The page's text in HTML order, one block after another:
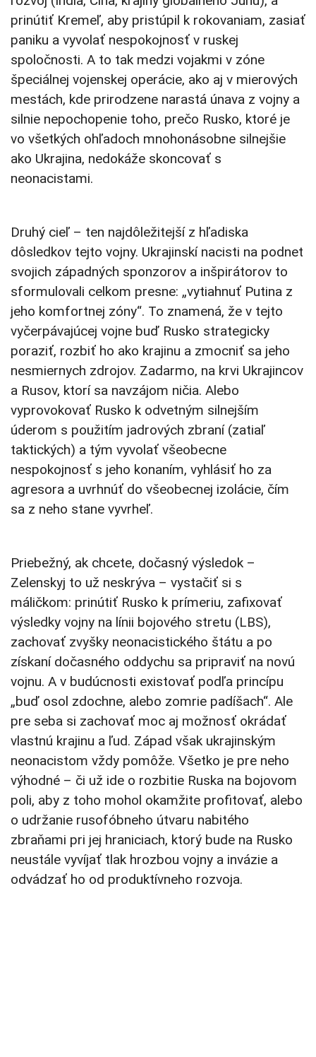
prinútiť Kremeľ, aby pristúpil k rokovaniam, zasiať
paniku a vyvolať nespokojnosť v ruskej
spoločnosti. A to tak medzi vojakmi v zóne
špeciálnej vojenskej operácie, ako aj v mierových
mestách, kde prirodzene narastá únava z vojny a
silnie nepochopenie toho, prečo Rusko, ktoré je
vo všetkých ohľadoch mnohonásobne silnejšie
ako Ukrajina, nedokáže skoncovať s
neonacistami.
Druhý cieľ – ten najdôležitejší z hľadiska
dôsledkov tejto vojny. Ukrajinskí nacisti na podnet
svojich západných sponzorov a inšpirátorov to
sformulovali celkom presne: „vytiahnuť Putina z
jeho komfortnej zóny“. To znamená, že v tejto
vyčerpávajúcej vojne buď Rusko strategicky
poraziť, rozbiť ho ako krajinu a zmocniť sa jeho
nesmiernych zdrojov. Zadarmo, na krvi Ukrajincov
a Rusov, ktorí sa navzájom ničia. Alebo
vyprovokovať Rusko k odvetným silnejším
úderom s použitím jadrových zbraní (zatiaľ
taktických) a tým vyvolať všeobecne
nespokojnosť s jeho konaním, vyhlásiť ho za
agresora a uvrhnúť do všeobecnej izolácie, čím
sa z neho stane vyvrheľ.
Priebežný, ak chcete, dočasný výsledok –
Zelenskyj to už neskrýva – vystačiť si s
máličkom: prinútiť Rusko k prímeriu, zafixovať
výsledky vojny na línii bojového stretu (LBS),
zachovať zvyšky neonacistického štátu a po
získaní dočasného oddychu sa pripraviť na novú
vojnu. A v budúcnosti existovať podľa princípu
„buď osol zdochne, alebo zomrie padíšach“. Ale
pre seba si zachovať moc aj možnosť okrádať
vlastnú krajinu a ľud. Západ však ukrajinským
neonacistom vždy pomôže. Všetko je pre neho
výhodné – či už ide o rozbitie Ruska na bojovom
poli, aby z toho mohol okamžite profitovať, alebo
o udržanie rusofóbneho útvaru nabitého
zbraňami pri jej hraniciach, ktorý bude na Rusko
neustále vyvíjať tlak hrozbou vojny a invázie a
odvádzať ho od produktívneho rozvoja.